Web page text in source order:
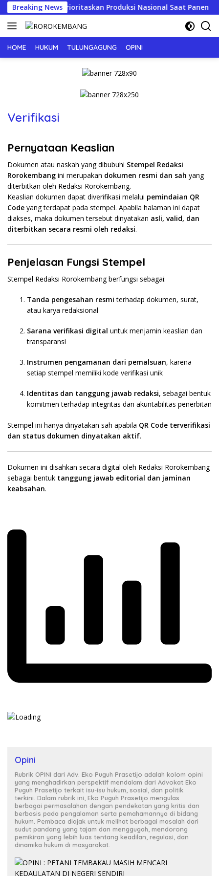
Langsung
ke
konten
Breaking News
Tembakau, Prioritaskan Produksi Nasional Saat Panen
HOME HUKUM TULUNGAGUNG OPINI
Verifikasi
Pernyataan Keaslian
Dokumen atau naskah yang dibubuhi Stempel Redaksi
Rorokembang ini merupakan dokumen resmi dan sah yang
diterbitkan oleh Redaksi Rorokembang.
Keaslian dokumen dapat diverifikasi melalui pemindaian QR
Code yang terdapat pada stempel. Apabila halaman ini dapat
diakses, maka dokumen tersebut dinyatakan asli, valid, dan
diterbitkan secara resmi oleh redaksi.
Penjelasan Fungsi Stempel
Stempel Redaksi Rorokembang berfungsi sebagai:
Tanda pengesahan resmi terhadap dokumen, surat,
atau karya redaksional
Sarana verifikasi digital untuk menjamin keaslian dan
transparansi
Instrumen pengamanan dari pemalsuan, karena
setiap stempel memiliki kode verifikasi unik
Identitas dan tanggung jawab redaksi, sebagai bentuk
komitmen terhadap integritas dan akuntabilitas penerbitan
Stempel ini hanya dinyatakan sah apabila QR Code terverifikasi
dan status dokumen dinyatakan aktif.
Dokumen ini disahkan secara digital oleh Redaksi Rorokembang
sebagai bentuk tanggung jawab editorial dan jaminan
keabsahan.
Opini
Rubrik OPINI dari Adv. Eko Puguh Prasetijo adalah kolom opini
yang menghadirkan perspektif mendalam dari Advokat Eko
Puguh Prasetijo terkait isu-isu hukum, sosial, dan politik
terkini. Dalam rubrik ini, Eko Puguh Prasetijo mengulas
berbagai permasalahan dengan pendekatan yang kritis dan
berbasis pada pengalaman serta pemahamannya di bidang
hukum. Pembaca diajak untuk melihat berbagai masalah dari
sudut pandang yang tajam dan menggugah, mendorong
pemikiran yang lebih luas tentang keadilan, regulasi, dan
dinamika hukum di masyarakat.